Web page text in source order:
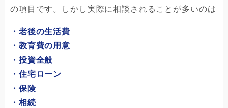
の項目です。しかし実際に相談されることが多いのは
・老後の生活費
・教育費の用意
・投資全般
・住宅ローン
・保険
・相続